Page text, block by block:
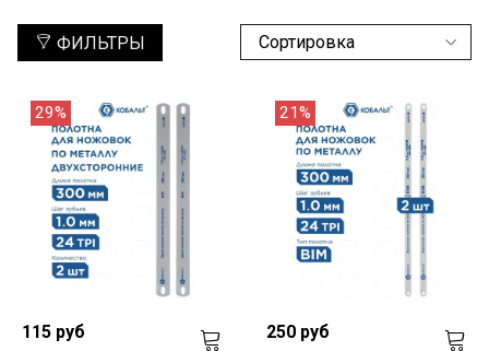
ФИЛЬТРЫ
29%
115 руб
21%
250 руб